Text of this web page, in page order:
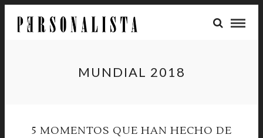
MUNDIAL 2018
5 MOMENTOS QUE HAN HECHO DE